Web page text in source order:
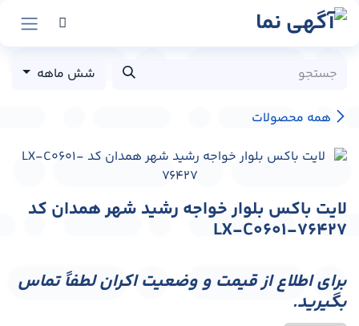
پرش به محتوا
همه محصولات
شش ماهه
لایت باکس بلوار خواجه رشید شهر همدان کد
LX-C0601-76427
برای اطلاع از قیمت و وضعیت اکران لطفاً تماس
بگیرید.